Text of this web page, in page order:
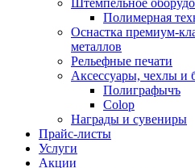
Полимерная
Оснастка премиум-
металлов
Рельефные печати
Аксессуары, чехлы и
Полиграфычъ
Colop
Награды и сувениры
Прайс-листы
Услуги
Акции